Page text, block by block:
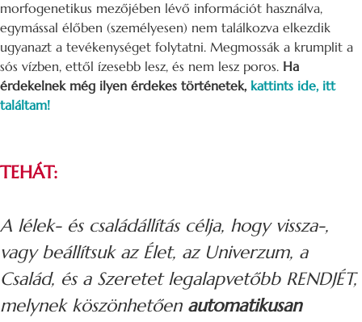
morfogenetikus mezőjében lévő információt használva,
egymással élőben (személyesen) nem találkozva elkezdik
ugyanazt a tevékenységet folytatni. Megmossák a krumplit a
sós vízben, ettől ízesebb lesz, és nem lesz poros. Ha
érdekelnek még ilyen érdekes történetek, kattints ide, itt
találtam!
TEHÁT:
A lélek- és családállítás célja, hogy vissza-,
vagy beállítsuk az Élet, az Univerzum, a
Család, és a Szeretet legalapvetőbb RENDJÉT,
melynek köszönhetően automatikusan